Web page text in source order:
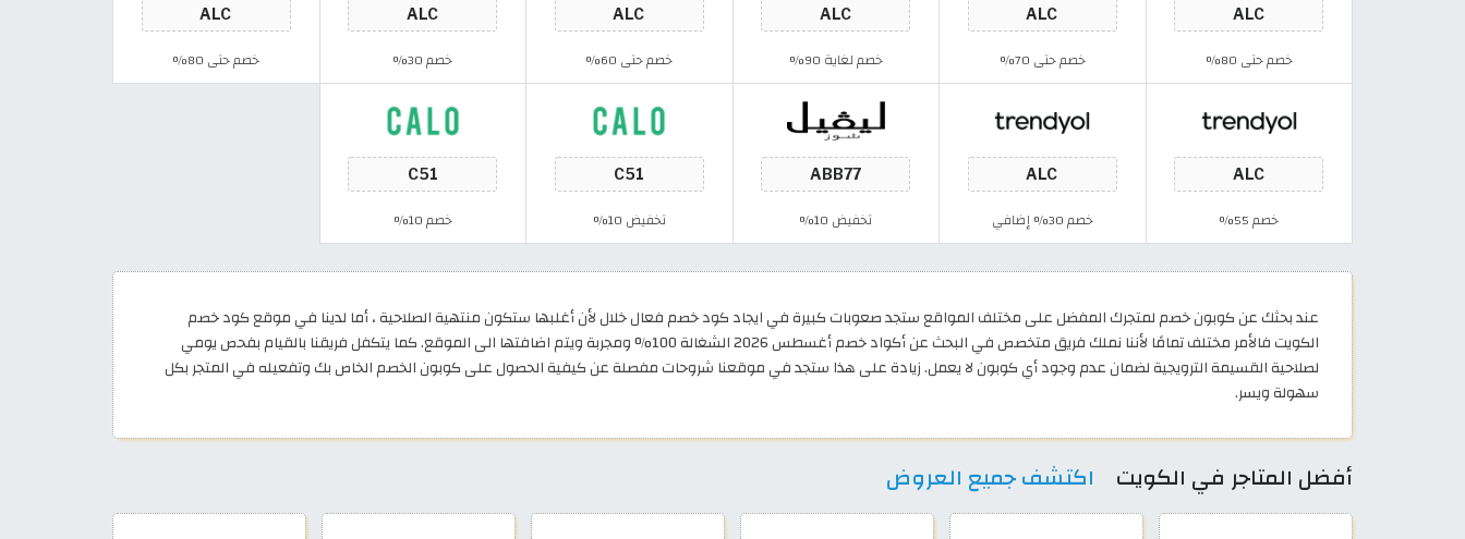
خصم حتى 80% خصم حتى 70% خصم لغاية 90% خصم حتى 60% خصم 30% خصم حتى 80%
خصم 55% خصم 30% إضافي تخفيض 10% تخفيض 10% خصم 10%
عند بحثك عن كوبون خصم لمتجرك المفضل على مختلف المواقع ستجد صعوبات كبيرة في ايجاد كود خصم فعال خلال لأن أغلبها ستكون منتهية الصلاحية ، أما لدينا في موقع كود خصم
الكويت فالأمر مختلف تمامًا لأننا نملك فريق متخصص في البحث عن أكواد خصم أغسطس 2026 الشغالة 100% ومجربة ويتم اضافتها الى الموقع. كما يتكفل فريقنا بالقيام بفحص يومي
لصلاحية القسيمة الترويجية لضمان عدم وجود أي كوبون لا يعمل. زيادة على هذا ستجد في موقعنا شروحات مفصلة عن كيفية الحصول على كوبون الخصم الخاص بك وتفعيله في المتجر بكل
سهولة ويسر.
أفضل المتاجر في الكويت اكتشف جميع العروض